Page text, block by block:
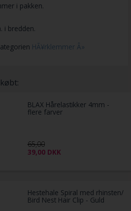
i pakken.
i bredden.
HÃ¥rklemmer Â»
BLAX Hårelastikker 4mm -
flere farver
65,00
39,00 DKK
Hestehale Spiral med rhinsten/
Bird Nest Hair Clip - Guld